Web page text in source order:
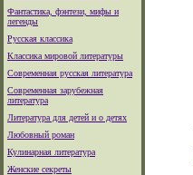
Фантастика, фэнтези, мифы и
легенды
Русская классика
Классика мировой литературы
Современная русская литература
Современная зарубежная
литература
Литература для детей и о детях
Любовный роман
Кулинарная литература
Женские секреты